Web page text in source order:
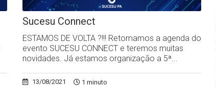
Sucesu Connect
ESTAMOS DE VOLTA ?!!! Retomamos a agenda do
evento SUCESU CONNECT e teremos muitas
novidades. Já estamos organização a 5ª...
13/08/2021 1 minuto